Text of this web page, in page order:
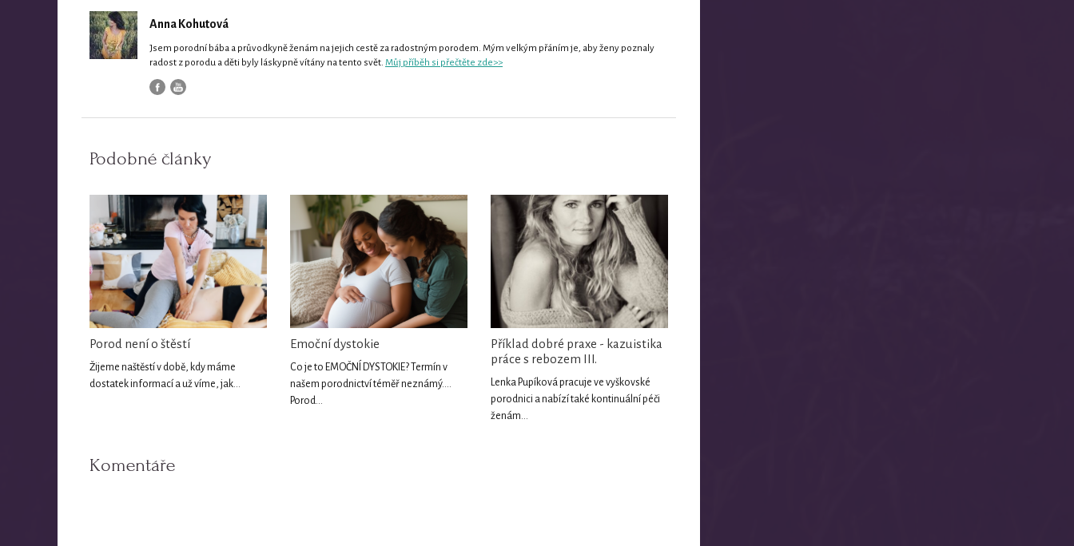
Anna Kohutová
Jsem porodní bába a průvodkyně ženám na jejich cestě za radostným porodem. Mým velkým přáním je, aby ženy poznaly
radost z porodu a děti byly láskypně vítány na tento svět. Můj příběh si přečtěte zde>>
Podobné články
Porod není o štěstí
Žijeme naštěstí v době, kdy máme
dostatek informací a už víme, jak…
Emoční dystokie
Co je to EMOČNÍ DYSTOKIE? Termín v
našem porodnictví téměř neznámý....
Porod…
Příklad dobré praxe - kazuistika
práce s rebozem III.
Lenka Pupíková pracuje ve vyškovské
porodnici a nabízí také kontinuální péči
ženám…
Komentáře